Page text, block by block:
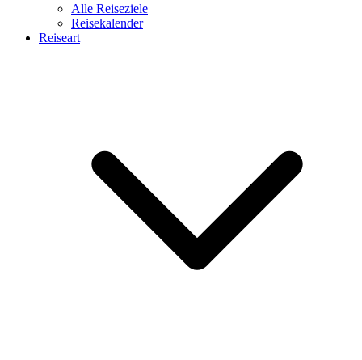
Alle Reiseziele
Reisekalender
Reiseart